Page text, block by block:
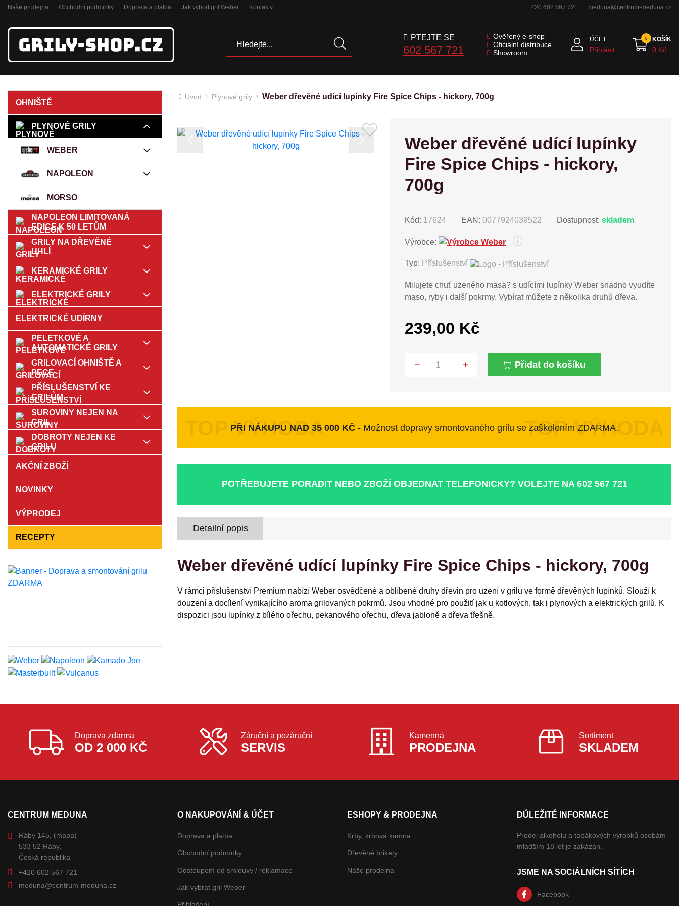
Naše prodejna Obchodní podmínky Doprava a platba Jak vybrat gril Weber Kontakty +420 602 567 721 meduna@centrum-meduna.cz
PTEJTE SE
602 567 721
Ověřený e-shop
Oficiální distribuce
Showroom
ÚČET
Přihlásit
KOŠÍK
0 Kč
OHNIŠTĚ
PLYNOVÉ GRILY
WEBER
NAPOLEON
MORSO
NAPOLEON LIMITOVANÁ
EDICE K 50 LETŮM
GRILY NA DŘEVĚNÉ
UHLÍ
KERAMICKÉ GRILY
ELEKTRICKÉ GRILY
ELEKTRICKÉ UDÍRNY
PELETKOVÉ A
AUTOMATICKÉ GRILY
GRILOVACÍ OHNIŠTĚ A
PECE
PŘÍSLUŠENSTVÍ KE
GRILŮM
SUROVINY NEJEN NA
GRIL
DOBROTY NEJEN KE
GRILU
AKČNÍ ZBOŽÍ
NOVINKY
VÝPRODEJ
RECEPTY
Úvod Plynové grily Weber dřevěné udící lupínky Fire Spice Chips - hickory, 700g
Weber dřevěné udící lupínky
Fire Spice Chips - hickory,
700g
Kód: 17624 EAN: 0077924039522 Dostupnost: skladem
Výrobce:
Typ: Příslušenství
Milujete chuť uzeného masa? s udícími lupínky Weber snadno vyudíte
maso, ryby i další pokrmy. Vybírat můžete z několika druhů dřeva.
239,00 Kč
Přidat do košíku
PŘI NÁKUPU NAD 35 000 KČ - Možnost dopravy smontovaného grilu se zaškolením ZDARMA.
POTŘEBUJETE PORADIT NEBO ZBOŽÍ OBJEDNAT TELEFONICKY? VOLEJTE NA 602 567 721
Detailní popis
Weber dřevěné udící lupínky Fire Spice Chips - hickory, 700g
V rámci příslušenství Premium nabízí Weber osvědčené a oblíbené druhy dřevin pro uzení v grilu ve formě dřevěných lupínků. Slouží k
douzení a docílení vynikajícího aroma grilovaných pokrmů. Jsou vhodné pro použití jak u kotlových, tak i plynových a elektrických grilů. K
dispozici jsou lupínky z bílého ořechu, pekanového ořechu, dřeva jabloně a dřeva třešně.
Doprava zdarma
OD 2 000 KČ
Záruční a pozáruční
SERVIS
Kamenná
PRODEJNA
Sortiment
SKLADEM
CENTRUM MEDUNA
Ráby 145, (mapa)
533 52 Ráby,
Česká republika
+420 602 567 721
meduna@centrum-meduna.cz
O NAKUPOVÁNÍ & ÚČET
Doprava a platba
Obchodní podmínky
Odstoupení od smlouvy / reklamace
Jak vybrat gril Weber
ESHOPY & PRODEJNA
Krby, krbová kamna
Dřevěné brikety
Naše prodejna
DŮLEŽITÉ INFORMACE
Prodej alkoholu a tabákových výrobků osobám
mladším 18 let je zakázán.
JSME NA SOCIÁLNÍCH SÍTÍCH
Facebook